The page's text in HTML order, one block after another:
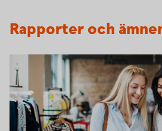
Rapporter och